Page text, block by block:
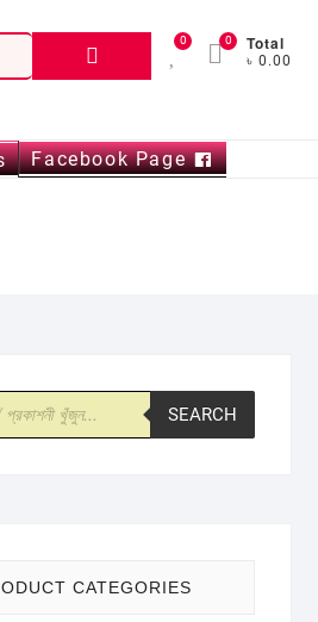
0 Total
৳ 0.00
0
Facebook Page
SEARCH
CATEGORIES